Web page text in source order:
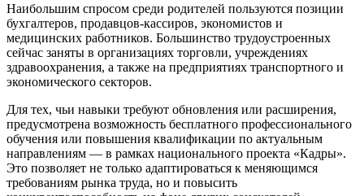
Наибольшим спросом среди родителей пользуются позиции
бухгалтеров, продавцов-кассиров, экономистов и
медицинских работников. Большинство трудоустроенных
сейчас заняты в организациях торговли, учреждениях
здравоохранения, а также на предприятиях транспортного и
экономического секторов.
Для тех, чьи навыки требуют обновления или расширения,
предусмотрена возможность бесплатного профессионального
обучения или повышения квалификации по актуальным
направлениям — в рамках национального проекта «Кадры».
Это позволяет не только адаптироваться к меняющимся
требованиям рынка труда, но и повысить